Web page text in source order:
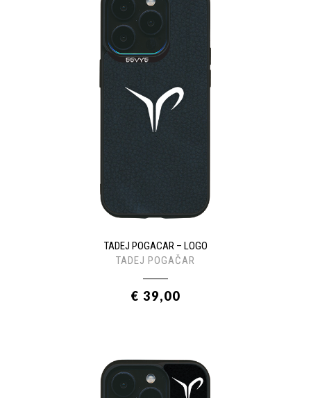
TADEJ POGACAR – LOGO
TADEJ POGAČAR
€ 39,00